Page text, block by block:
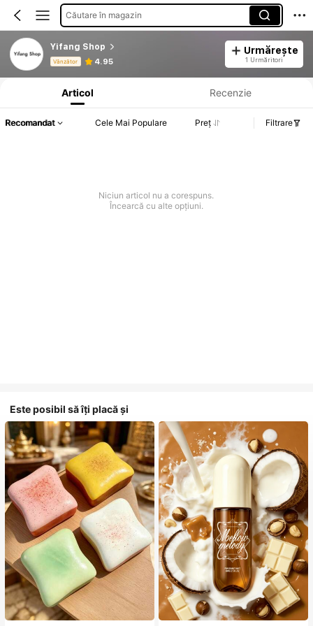
Căutare în magazin
Yifang Shop
Vânzător 4.95
Urmărește
1 Urmăritori
Informații despre produs: Divulgarea prețului, detalii privind vânzările și stocul.
Articol Recenzie
Recomandat Cele Mai Populare Preț Filtrare
Niciun articol nu a corespuns.
Încearcă cu alte opțiuni.
Este posibil să îți placă și